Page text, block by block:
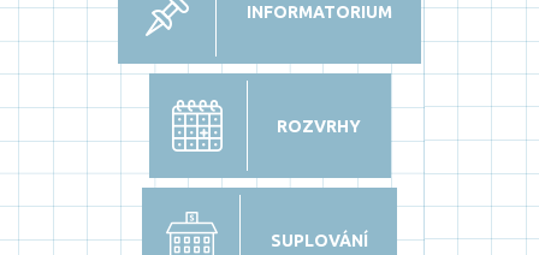
INFORMATORIUM
ROZVRHY
SUPLOVÁNÍ